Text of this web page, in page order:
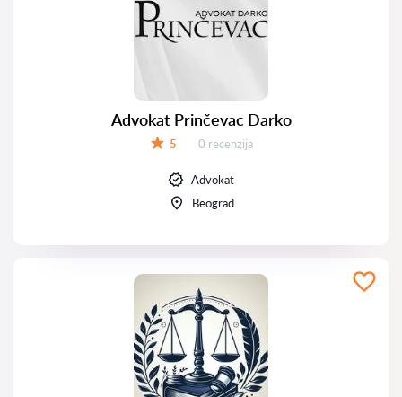
Advokat Prinčevac Darko
5 Recenzija:
0 recenzija
Advokat
Beograd